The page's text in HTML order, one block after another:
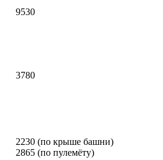
9530
3780
2230 (по крыше башни)
2865 (по пулемёту)